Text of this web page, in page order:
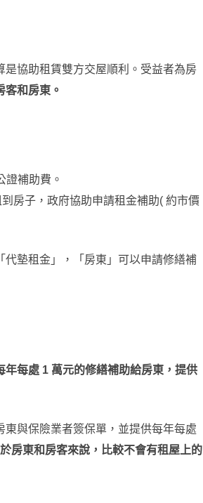
協助租賃雙方交屋順利。受益者為房
和房東。
證補助費。
房子，政府協助申請租金補助( 約市價
代墊租金」，「房東」可以申請修繕補
年每處 1 萬元的修繕補助給房東，提供
與保險業者簽保單，並提供每年每處
房東和房客來說，比較不會有租屋上的